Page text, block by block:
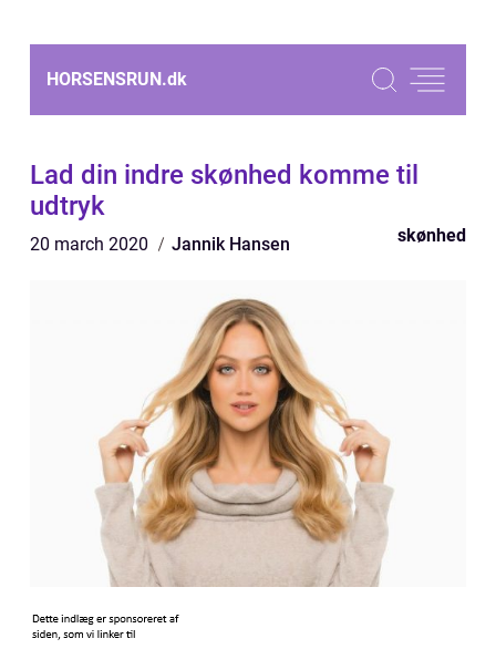
HORSENSRUN.dk
Lad din indre skønhed komme til
udtryk
20 march 2020 Jannik Hansen skønhed